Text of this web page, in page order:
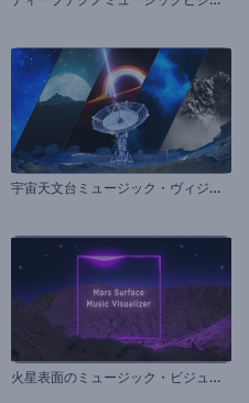
宇
宙天文台ミュージック・ヴィジュアライザー
火
星表面のミュージック・ビジュアライザー